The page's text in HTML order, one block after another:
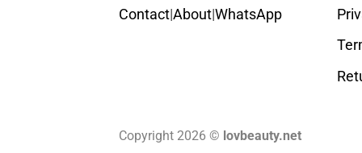
Contact|About|WhatsApp
Copyright 2026 © lovbeauty.net